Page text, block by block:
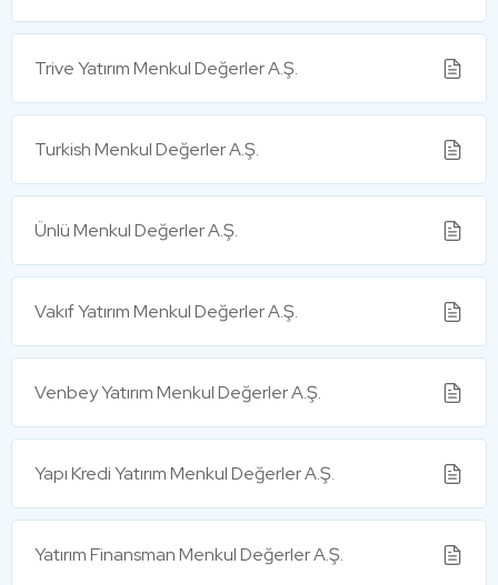
Trive Yatırım Menkul Değerler A.Ş.
Turkish Menkul Değerler A.Ş.
Ünlü Menkul Değerler A.Ş.
Vakıf Yatırım Menkul Değerler A.Ş.
Venbey Yatırım Menkul Değerler A.Ş.
Yapı Kredi Yatırım Menkul Değerler A.Ş.
Yatırım Finansman Menkul Değerler A.Ş.